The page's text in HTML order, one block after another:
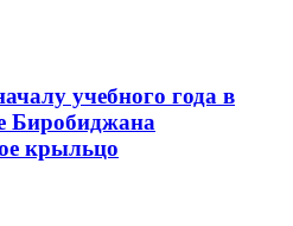
учебного года в
Биробиджана
крыльцо